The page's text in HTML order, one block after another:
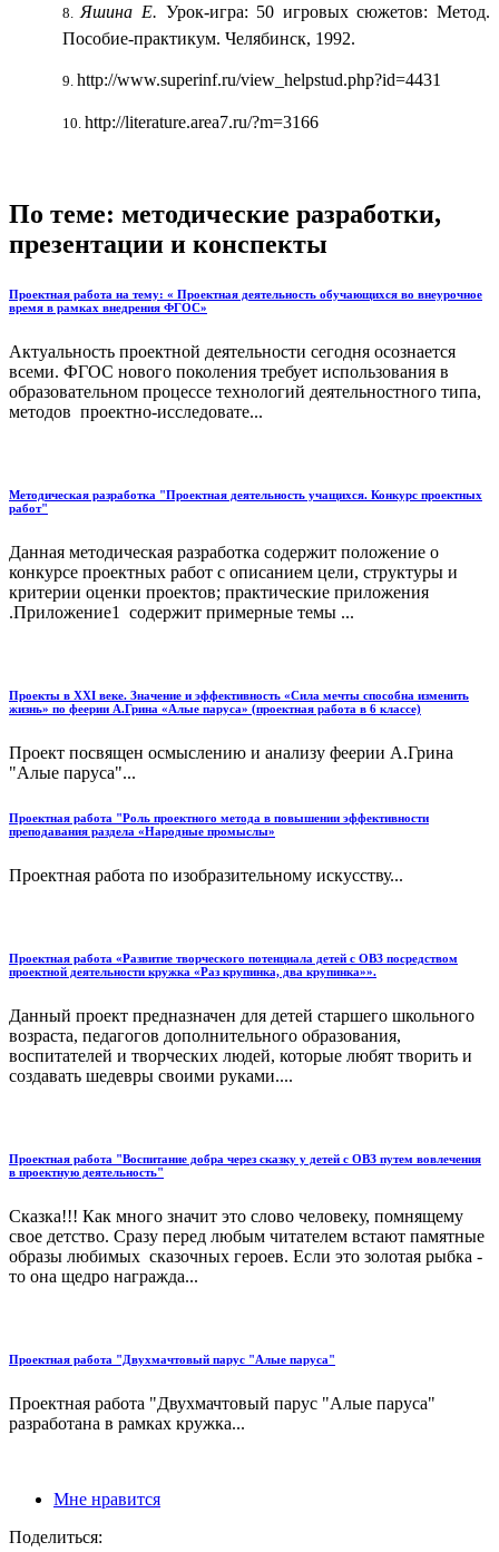
Яшина Е. Урок-игра: 50 игровых сюжетов: Метод.
Пособие-практикум. Челябинск, 1992.
http://www.superinf.ru/view_helpstud.php?id=4431
http://literature.area7.ru/?m=3166
По теме: методические разработки,
презентации и конспекты
Проектная работа на тему: « Проектная деятельность обучающихся во внеурочное
время в рамках внедрения ФГОС»
Актуальность проектной деятельности сегодня осознается
всеми. ФГОС нового поколения требует использования в
образовательном процессе технологий деятельностного типа,
методов проектно-исследовате...
Методическая разработка "Проектная деятельность учащихся. Конкурс проектных
работ"
Данная методическая разработка содержит положение о
конкурсе проектных работ с описанием цели, структуры и
критерии оценки проектов; практические приложения
.Приложение1 содержит примерные темы ...
Проекты в XXI веке. Значение и эффективность «Сила мечты способна изменить
жизнь» по феерии А.Грина «Алые паруса» (проектная работа в 6 классе)
Проект посвящен осмыслению и анализу феерии А.Грина
"Алые паруса"...
Проектная работа "Роль проектного метода в повышении эффективности
преподавания раздела «Народные промыслы»
Проектная работа по изобразительному искусству...
Проектная работа «Развитие творческого потенциала детей с ОВЗ посредством
проектной деятельности кружка «Раз крупинка, два крупинка»».
Данный проект предназначен для детей старшего школьного
возраста, педагогов дополнительного образования,
воспитателей и творческих людей, которые любят творить и
создавать шедевры своими руками....
Проектная работа "Воспитание добра через сказку у детей с ОВЗ путем вовлечения
в проектную деятельность"
Сказка!!! Как много значит это слово человеку, помнящему
свое детство. Сразу перед любым читателем встают памятные
образы любимых сказочных героев. Если это золотая рыбка -
то она щедро награжда...
Проектная работа "Двухмачтовый парус "Алые паруса"
Проектная работа "Двухмачтовый парус "Алые паруса"
разработана в рамках кружка...
Мне нравится
Поделиться: